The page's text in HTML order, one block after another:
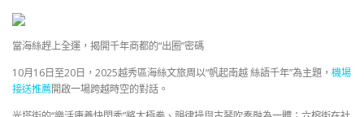
當海絲趕上全運，揭開千年商都的“出圈”密碼
10月16日至20日，2025越秀區海絲文旅周以“帆起南越 絲語千年”為主題， 機場
接送推薦開啟一場跨越時空的對話。